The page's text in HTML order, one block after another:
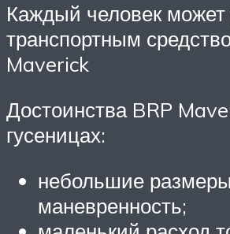
Каждый человек может
транспортным
Maverick
Достоинства BRP
гусеницах:
небольшие
маневренность;